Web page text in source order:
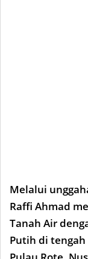
Melalui
Raffi Ahmad
Tanah Air
Putih di